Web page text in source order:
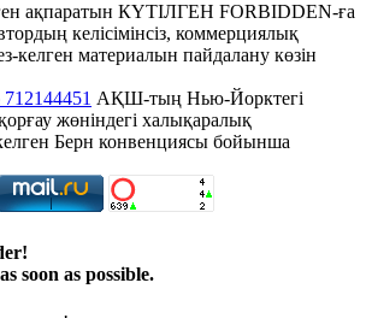
ақпаратын КҮТІЛГЕН FORBIDDEN-ға
келісімінсіз, коммерциялық
келген материалын пайдалану көзін
АҚШ-тың Нью-Йорктегі
жөніндегі халықаралық
Берн конвенциясы бойынша
soon as possible.